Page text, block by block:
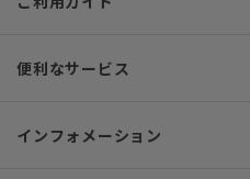
便利なサービス
インフォメーション